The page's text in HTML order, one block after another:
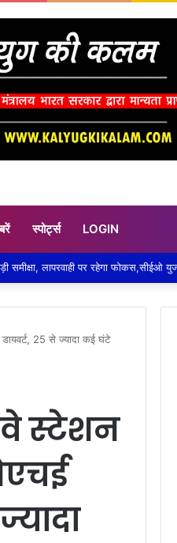
स्पोर्ट्स LOGIN
25 से ज्यादा कई घंटे
स्टेशन